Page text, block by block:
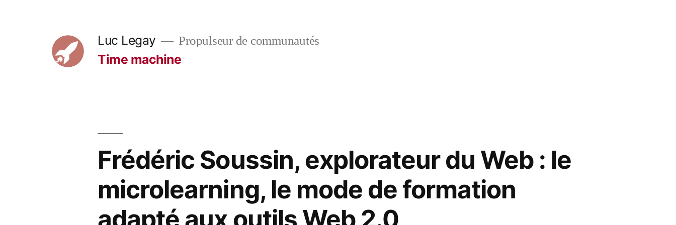
Luc Legay Propulseur de communautés
Time machine
Frédéric Soussin, explorateur du Web : le
microlearning, le mode de formation
adapté aux outils Web 2.0